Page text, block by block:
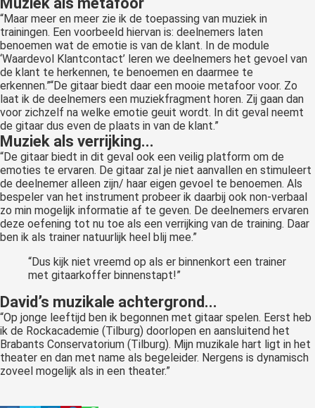
“Maar meer en meer zie ik de toepassing van muziek in
trainingen. Een voorbeeld hiervan is: deelnemers laten
benoemen wat de emotie is van de klant. In de module
‘Waardevol Klantcontact’ leren we deelnemers het gevoel van
de klant te herkennen, te benoemen en daarmee te
erkennen.”“De gitaar biedt daar een mooie metafoor voor. Zo
laat ik de deelnemers een muziekfragment horen. Zij gaan dan
voor zichzelf na welke emotie geuit wordt. In dit geval neemt
de gitaar dus even de plaats in van de klant.”
Muziek als verrijking...
“De gitaar biedt in dit geval ook een veilig platform om de
emoties te ervaren. De gitaar zal je niet aanvallen en stimuleert
de deelnemer alleen zijn/ haar eigen gevoel te benoemen. Als
bespeler van het instrument probeer ik daarbij ook non-verbaal
zo min mogelijk informatie af te geven. De deelnemers ervaren
deze oefening tot nu toe als een verrijking van de training. Daar
ben ik als trainer natuurlijk heel blij mee.”
“Dus kijk niet vreemd op als er binnenkort een trainer
met gitaarkoffer binnenstapt!”
David’s muzikale achtergrond...
“Op jonge leeftijd ben ik begonnen met gitaar spelen. Eerst heb
ik de Rockacademie (Tilburg) doorlopen en aansluitend het
Brabants Conservatorium (Tilburg). Mijn muzikale hart ligt in het
theater en dan met name als begeleider. Nergens is dynamisch
zoveel mogelijk als in een theater.”